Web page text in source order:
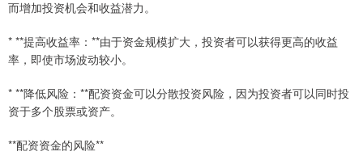
而增加投资机会和收益潜力。
* **提高收益率：**由于资金规模扩大，投资者可以获得更高的收益
率，即使市场波动较小。
* **降低风险：**配资资金可以分散投资风险，因为投资者可以同时投
资于多个股票或资产。
**配资资金的风险**